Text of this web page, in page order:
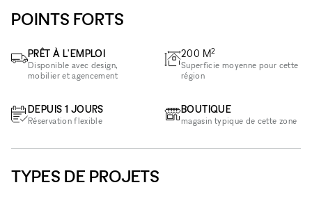
POINTS FORTS
PRÊT À L'EMPLOI
Disponible avec design,
mobilier et agencement
DEPUIS 1 JOURS
Réservation flexible
200 M2
Superficie moyenne pour cette
région
BOUTIQUE
magasin typique de cette zone
TYPES DE PROJETS